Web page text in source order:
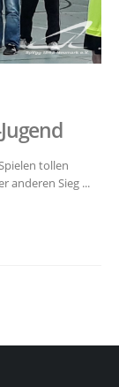
tollen
anderen Sieg ...